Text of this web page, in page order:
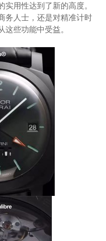
用性达到了新的高度。
务人士，还是对精准计时
些功能中受益。